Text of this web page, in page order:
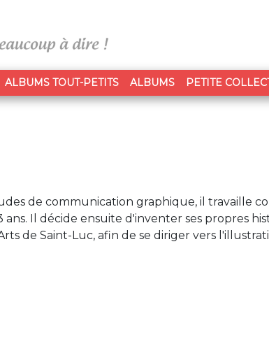
ALBUMS TOUT-PETITS ALBUMS PETITE
de communication graphique, il travaille
Il décide ensuite d'inventer ses propres
de Saint-Luc, afin de se diriger vers